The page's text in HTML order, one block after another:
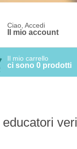
Ciao, Accedi
Il mio account
Il mio carrello
ci sono 0 prodotti
veri